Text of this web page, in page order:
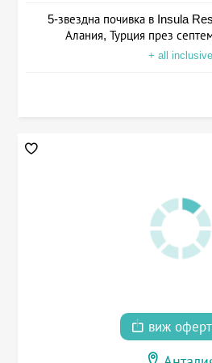
5-звездна почивка в Insula
Алания, Турция през
+ all inclusive
виж